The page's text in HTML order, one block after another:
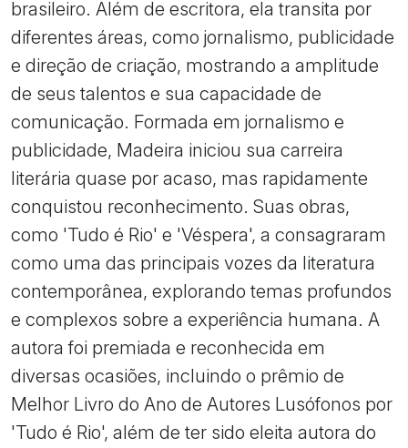
brasileiro. Além de escritora, ela transita por
diferentes áreas, como jornalismo, publicidade
e direção de criação, mostrando a amplitude
de seus talentos e sua capacidade de
comunicação. Formada em jornalismo e
publicidade, Madeira iniciou sua carreira
literária quase por acaso, mas rapidamente
conquistou reconhecimento. Suas obras,
como 'Tudo é Rio' e 'Véspera', a consagraram
como uma das principais vozes da literatura
contemporânea, explorando temas profundos
e complexos sobre a experiência humana. A
autora foi premiada e reconhecida em
diversas ocasiões, incluindo o prêmio de
Melhor Livro do Ano de Autores Lusófonos por
'Tudo é Rio', além de ter sido eleita autora do